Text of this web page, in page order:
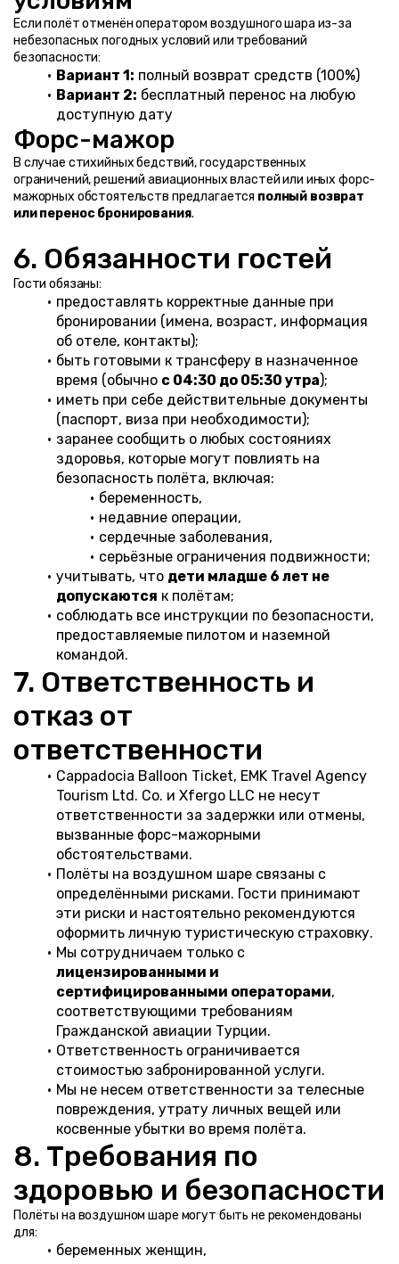
Если полёт отменён оператором воздушного шара из-за
небезопасных погодных условий или требований
безопасности:
Вариант 1: полный возврат средств (100%)
Вариант 2: бесплатный перенос на любую
доступную дату
Форс-мажор
В случае стихийных бедствий, государственных
ограничений, решений авиационных властей или иных форс-
мажорных обстоятельств предлагается полный возврат
или перенос бронирования.
6. Обязанности гостей
Гости обязаны:
предоставлять корректные данные при
бронировании (имена, возраст, информация
об отеле, контакты);
быть готовыми к трансферу в назначенное
время (обычно с 04:30 до 05:30 утра);
иметь при себе действительные документы
(паспорт, виза при необходимости);
заранее сообщить о любых состояниях
здоровья, которые могут повлиять на
безопасность полёта, включая:
беременность,
недавние операции,
сердечные заболевания,
серьёзные ограничения подвижности;
учитывать, что дети младше 6 лет не
допускаются к полётам;
соблюдать все инструкции по безопасности,
предоставляемые пилотом и наземной
командой.
7. Ответственность и
отказ от
ответственности
Cappadocia Balloon Ticket, EMK Travel Agency
Tourism Ltd. Co. и Xfergo LLC не несут
ответственности за задержки или отмены,
вызванные форс-мажорными
обстоятельствами.
Полёты на воздушном шаре связаны с
определёнными рисками. Гости принимают
эти риски и настоятельно рекомендуются
оформить личную туристическую страховку.
Мы сотрудничаем только с
лицензированными и
сертифицированными операторами,
соответствующими требованиям
Гражданской авиации Турции.
Ответственность ограничивается
стоимостью забронированной услуги.
Мы не несем ответственности за телесные
повреждения, утрату личных вещей или
косвенные убытки во время полёта.
8. Требования по
здоровью и безопасности
Полёты на воздушном шаре могут быть не рекомендованы
для:
беременных женщин,